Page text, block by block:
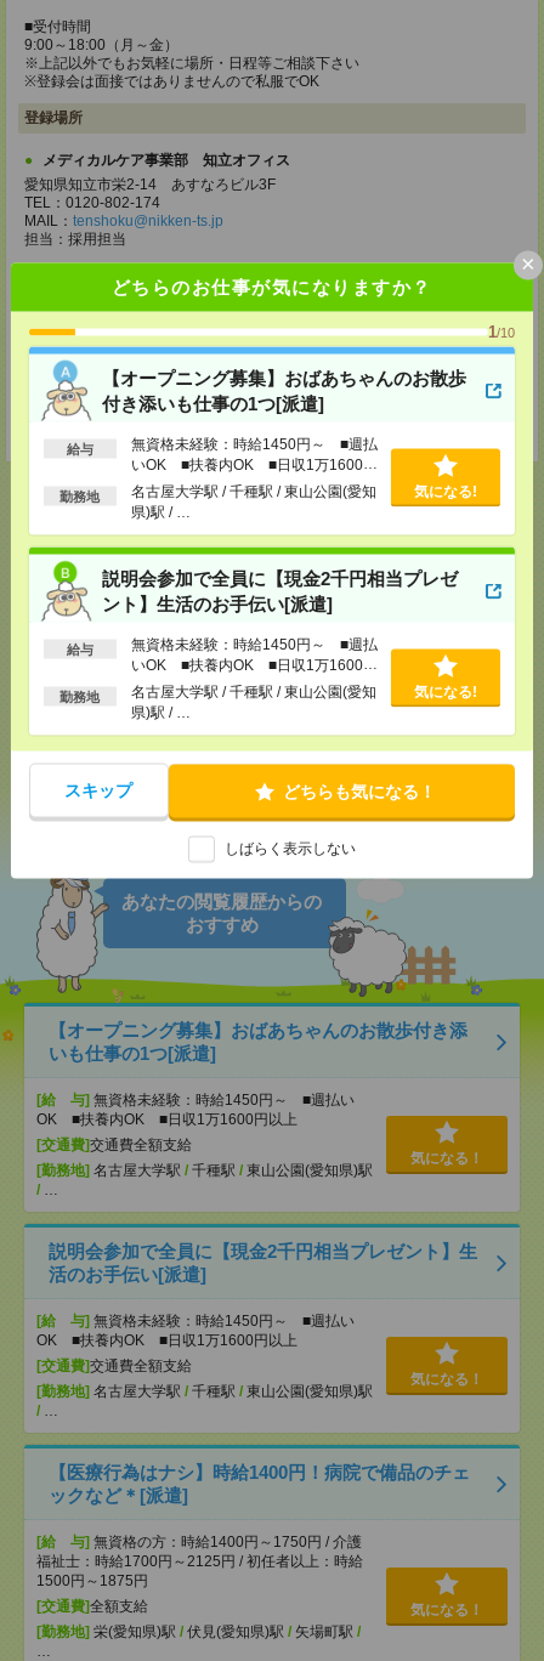
どちらのお仕事が気になりますか？
1/10
【オープニング募集】おばあちゃんのお散歩
付き添いも仕事の1つ[派遣]
給与
無資格未経験：時給1450円～ ■週払
いOK ■扶養内OK ■日収1万1600円
以上
勤務地
名古屋大学駅 / 千種駅 / 東山公園(愛知
県)駅 / …
気になる!
説明会参加で全員に【現金2千円相当プレゼ
ント】生活のお手伝い[派遣]
給与
無資格未経験：時給1450円～ ■週払
いOK ■扶養内OK ■日収1万1600円
以上
勤務地
名古屋大学駅 / 千種駅 / 東山公園(愛知
県)駅 / …
気になる!
スキップ どちらも気になる！
しばらく表示しない
×
■受付時間
9:00～18:00（月～金）
※上記以外でもお気軽に場所・日程等ご相談下さい
※登録会は面接ではありませんので私服でOK
登録場所
メディカルケア事業部 知立オフィス
愛知県知立市栄2-14 あすなろビル3F
TEL：0120-802-174
MAIL： tenshoku@nikken-ts.jp
担当：採用担当
メディカルケア事業部 名古屋オフィス
愛知県名古屋市西区牛島町2-5 TOMITA.BLD 4階
MAIL：tenshoku@nikken-ts.jp
担当：採用担当
登録交通費
応募ページへ
気になる！ 電話応募
メール
あなたの閲覧履歴からの
おすすめ
【オープニング募集】おばあちゃんのお散歩付き添
いも仕事の1つ[派遣]
[給 与] 無資格未経験：時給1450円～ ■週払い
OK ■扶養内OK ■日収1万1600円以上
[交通費]交通費全額支給
[勤務地] 名古屋大学駅 / 千種駅 / 東山公園(愛知県)駅
/ …
気になる！
説明会参加で全員に【現金2千円相当プレゼント】生
活のお手伝い[派遣]
[給 与] 無資格未経験：時給1450円～ ■週払い
OK ■扶養内OK ■日収1万1600円以上
[交通費]交通費全額支給
[勤務地] 名古屋大学駅 / 千種駅 / 東山公園(愛知県)駅
/ …
気になる！
【医療行為はナシ】時給1400円！病院で備品のチェ
ックなど＊[派遣]
[給 与] 無資格の方：時給1400円～1750円 / 介護
福祉士：時給1700円～2125円 / 初任者以上：時給
1500円～1875円
[交通費]全額支給
[勤務地] 栄(愛知県)駅 / 伏見(愛知県)駅 / 矢場町駅 /
…
気になる！